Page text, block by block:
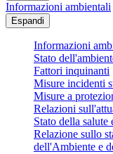
Informazioni ambientali
Espandi
Informazioni
Stato
Fattori inquinanti
Misure incidenti
Misure a
Relazioni
Stato della salute
Relazione sullo
dell'Ambiente e